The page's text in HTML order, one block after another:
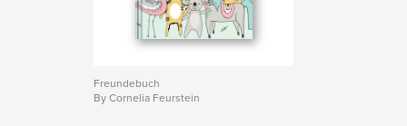
Freundebuch
By Cornelia Feurstein